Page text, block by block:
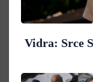
Vidra: Srce